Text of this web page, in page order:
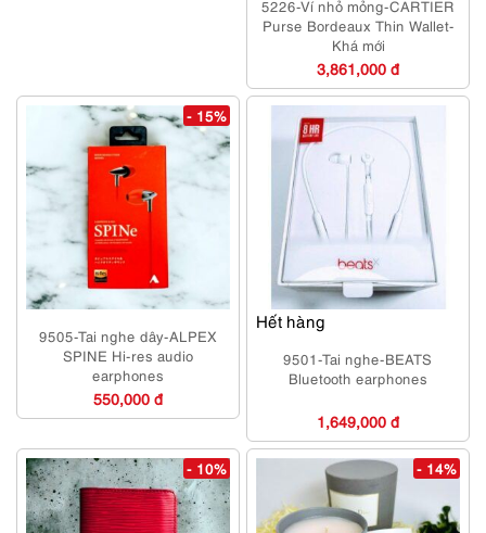
5226-Ví nhỏ mỏng-CARTIER
Purse Bordeaux Thin Wallet-
Khá mới
3,861,000 đ
- 15%
9505-Tai nghe dây-ALPEX
SPINE Hi-res audio
earphones
550,000 đ
Hết hàng
9501-Tai nghe-BEATS
Bluetooth earphones
1,649,000 đ
- 10% - 14%